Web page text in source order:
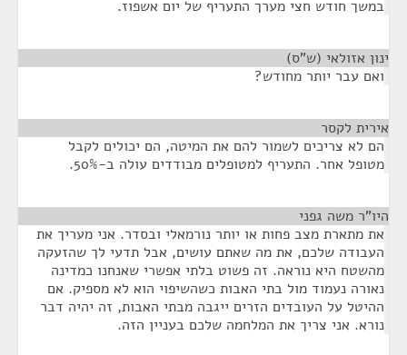
במשך חודש חצי מערך התעריף של יום אשפוז.
ינון אזולאי (ש"ס)
ואם עבר יותר מחודש?
אירית לקסר
הם לא צריכים לשמור להם את המיטה, הם יכולים לקבל
מטופל אחר. התעריף למטופלים מבודדים עולה ב-50%.
היו"ר משה גפני
את מתארת מצב פחות או יותר נורמאלי ובסדר. אני מעריך את
העבודה שלכם, את מה שאתם עושים, אבל תדעי לך שהזעקה
מהשטח היא נוראה. זה פשוט בלתי אפשרי שאנחנו כמדינה
נאורה נעמוד מול בתי האבות כשהשיפוי הוא לא מספיק. אם
ההיטל על העובדים הזרים ייגבה מבתי האבות, זה יהיה דבר
נורא. אני צריך את המלחמה שלכם בעניין הזה.